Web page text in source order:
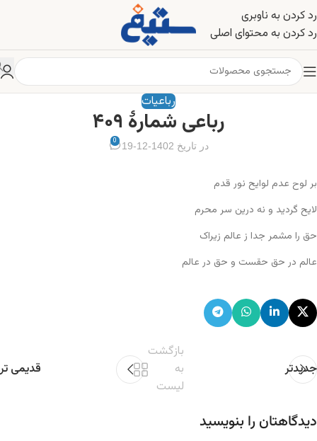
رد کردن به ناوبری
رد کردن به محتوای اصلی
رباعیات
رباعی شمارهٔ ۴۰۹
در تاریخ 1402-12-19 0
بر لوح عدم لوایح نور قدم
لایح گردید و نه درین سر محرم
حق را مشمر جدا ز عالم زیراک
عالم در حق حقست و حق در عالم
جدیدتر
بازگشت
به
لیست
قدیمی تر
دیدگاهتان را بنویسید